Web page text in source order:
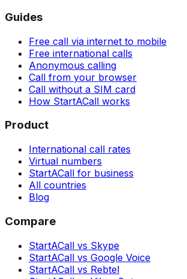
Guides
Free call via internet to mobile
Free international calls
Anonymous calling
Call from your browser
Call without a SIM card
How StartACall works
Product
International call rates
Virtual numbers
StartACall for business
All countries
Blog
Compare
StartACall vs Skype
StartACall vs Google Voice
StartACall vs Rebtel